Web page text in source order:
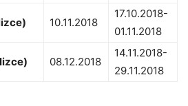
10.11.2018
17.10.2018-
01.11.2018
08.12.2018
14.11.2018-
29.11.2018